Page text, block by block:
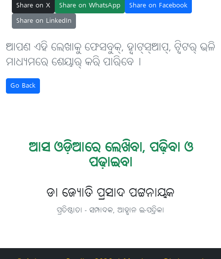
Share on X Share on WhatsApp
Share on Facebook
Share on LinkedIn
ଆପଣ ଏହି ଲେଖାକୁ ଫେସବୁକ୍, ହ୍ବାଟ୍‌ସ୍‌ଆପ୍, ଟ୍ବିଟର୍ ଭଳି
ମାଧ୍ୟମରେ ଶେୟାର୍ କରି ପାରିବେ୤
Go Back
ଆସ ଓଡ଼ିଆରେ ଲେଖିବା, ପଢ଼ିବା ଓ
ପଢ଼ାଇବା
ଡା ଜ୍ୟୋତି ପ୍ରସାଦ ପଟ୍ଟନାୟକ
ପ୍ରତିଷ୍ଠାତା - ସମ୍ପାଦକ, ଆହ୍ବାନ ଇ-ପତ୍ରିକା